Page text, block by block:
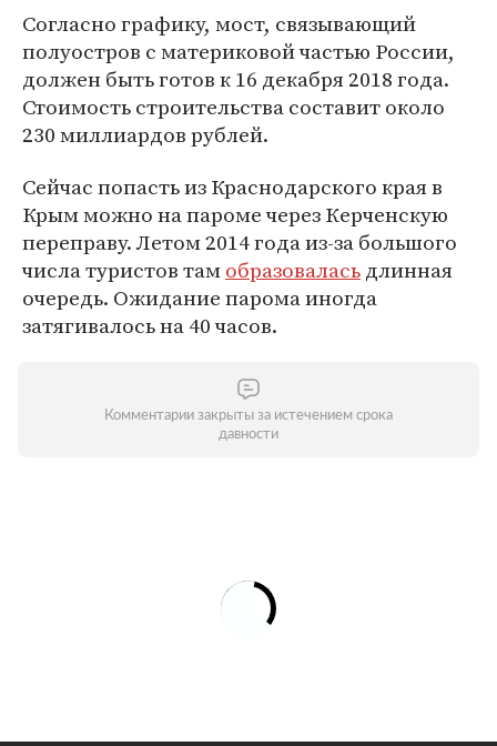
Согласно графику, мост, связывающий
полуостров с материковой частью России,
должен быть готов к 16 декабря 2018 года.
Стоимость строительства составит около
230 миллиардов рублей.
Сейчас попасть из Краснодарского края в
Крым можно на пароме через Керченскую
переправу. Летом 2014 года из-за большого
числа туристов тамобразоваласьдлинная
очередь. Ожидание парома иногда
затягивалось на 40 часов.
Комментарии закрыты за истечением срока
давности